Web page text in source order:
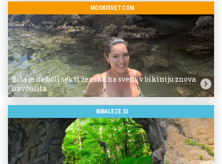
MOSKISVET.COM
Bila je najbolj seksi ženska na svetu, v bikiniju znova
navdušila
BIBALEZE.SI